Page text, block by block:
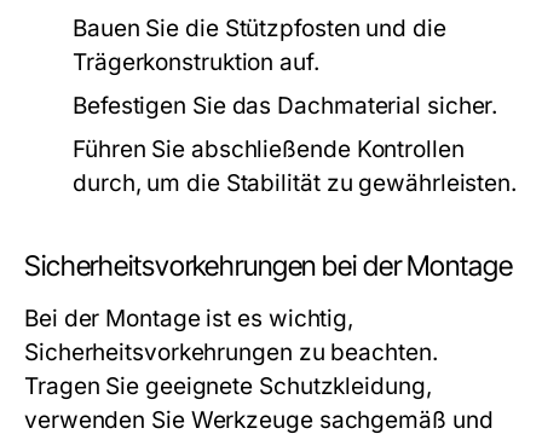
Bauen Sie die Stützpfosten und die
Trägerkonstruktion auf.
Befestigen Sie das Dachmaterial sicher.
Führen Sie abschließende Kontrollen
durch, um die Stabilität zu gewährleisten.
Sicherheitsvorkehrungen bei der Montage
Bei der Montage ist es wichtig,
Sicherheitsvorkehrungen zu beachten.
Tragen Sie geeignete Schutzkleidung,
verwenden Sie Werkzeuge sachgemäß und